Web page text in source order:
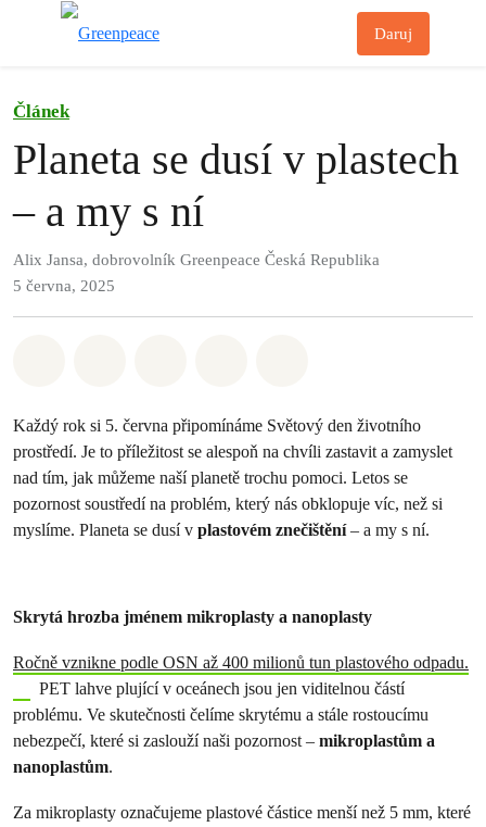
Daruj
Článek
Planeta se dusí v plastech
– a my s ní
Alix Jansa, dobrovolník Greenpeace Česká Republika
5 června, 2025
Každý rok si 5. června připomínáme Světový den životního
prostředí. Je to příležitost se alespoň na chvíli zastavit a zamyslet
nad tím, jak můžeme naší planetě trochu pomoci. Letos se
pozornost soustředí na problém, který nás obklopuje víc, než si
myslíme. Planeta se dusí v plastovém znečištění– a my s ní.
Skrytá hrozba jménem mikroplasty a nanoplasty
Ročně vznikne podle OSN až 400 milionů tun plastového odpadu.
PET lahve plující v oceánech jsou jen viditelnou částí
problému. Ve skutečnosti čelíme skrytému a stále rostoucímu
nebezpečí, které si zaslouží naši pozornost – mikroplastům a
nanoplastům.
Za mikroplasty označujeme plastové částice menší než 5 mm, které